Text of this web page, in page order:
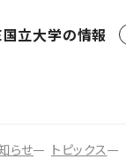
国立大学の情報
らせ トピックス